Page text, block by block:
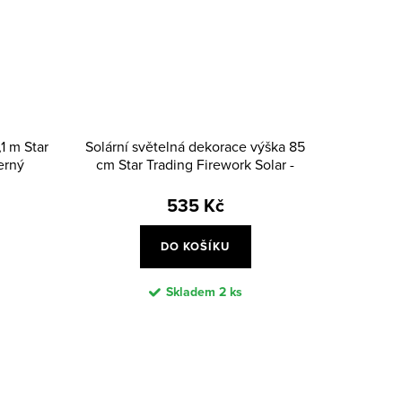
m Star
Solární světelná dekorace výška 85
cm Star Trading Firework Solar -
535 Kč
DO KOŠÍKU
Skladem 2 ks